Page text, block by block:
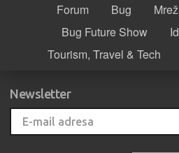
Forum Bug
Bug Future Show
Tourism, Travel & Tech
Newsletter